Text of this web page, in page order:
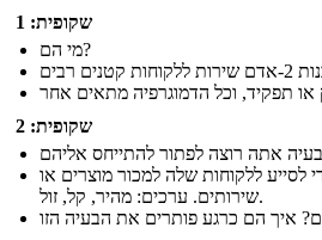
שקופית: 1
מי הם?
או תפקיד, וכל הדמוגרפיה מתאים אחר
שקופית: 2
לסייע ללקוחות שלה למכור מוצרים או
שירותים. ערכים: מהיר, קל, זול.